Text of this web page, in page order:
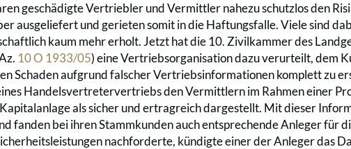
geschädigte Vertriebler und Vermittler nahezu schutzlos den
ausgeliefert und gerieten somit in die Haftungsfalle. Viele sind
kaum mehr erholt. Jetzt hat die 10. Zivilkammer des
10 O 1933/05) eine Vertriebsorganisation dazu verurteilt, dem
Schaden aufgrund falscher Vertriebsinformationen komplett zu
Handelsvertretervertriebs den Vermittlern im Rahmen einer
als sicher und ertragreich dargestellt. Mit dieser
fanden bei ihren Stammkunden auch entsprechende Anleger für
nachforderte, kündigte einer der Anleger das